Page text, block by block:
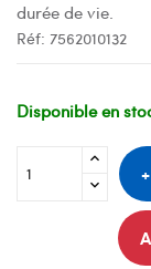
durée de vie.
Réf: 7562010132
Disponible en